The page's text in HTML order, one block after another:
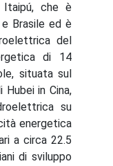
che è
Brasile ed è
del
di 14
situata sul
Hubei in Cina,
su
energetica
a circa 22.5
di sviluppo